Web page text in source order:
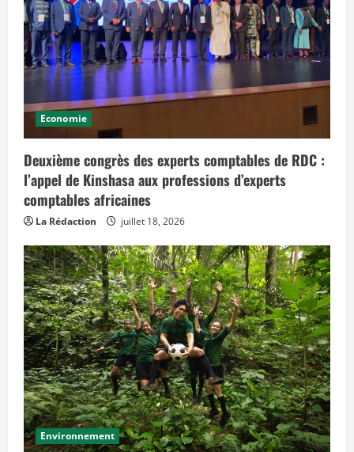
p
r
é
v
o
i
t
d
e
s
f
e
t
s
d
a
n
s
e
t
e
m
p
s
»
Economie
Deuxième congrès des experts comptables de RDC :
l’appel de Kinshasa aux professions d’experts
comptables africaines
La Rédaction juillet 18, 2026
Environnement